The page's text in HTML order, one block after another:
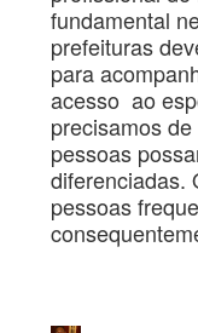
fundamental
prefeituras
para
acesso ao
precisamos
pessoas
diferenciadas.
pessoas